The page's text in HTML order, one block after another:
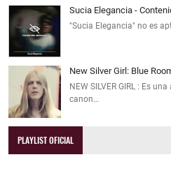
Sucia Elegancia -
"Sucia Elegancia" no es
New Silver Girl: Blue
NEW SILVER GIRL : Es
canon…
PLAYLIST OFICIAL